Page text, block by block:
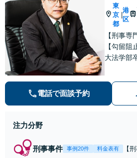
東
京
都
港
区
【刑事専
【勾留
大法学部
【弁護士
担当】【
電話で面談予約
注力分野
刑事事件 事例20件 料金表有
【